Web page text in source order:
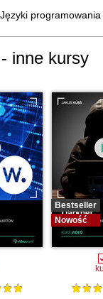
Języki programowania
inne kursy
Bestseller
Nowość